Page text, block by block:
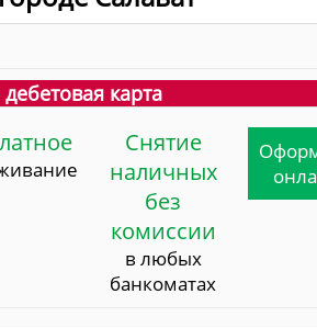
карта
Снятие
наличных
без
комиссии
в любых
банкоматах